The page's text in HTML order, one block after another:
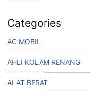
Categories
AC MOBIL
AHLI KOLAM RENANG
ALAT BERAT